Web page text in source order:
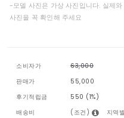
-모델 사진은 가상 사진입니다. 실제
사진을 꼭 확인해 주세요
소비자가
63,000
판매가
55,000
후기적립금
550 (1%)
배송비
(조건) 지역별